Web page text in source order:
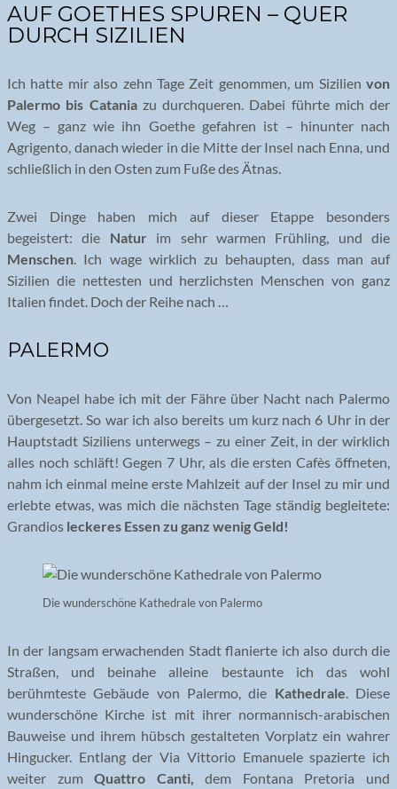
AUF GOETHES SPUREN – QUER
DURCH SIZILIEN
Ich hatte mir also zehn Tage Zeit genommen, um Sizilien von
Palermo bis Cataniazu durchqueren. Dabei führte mich der
Weg – ganz wie ihn Goethe gefahren ist – hinunter nach
Agrigento, danach wieder in die Mitte der Insel nach Enna, und
schließlich in den Osten zum Fuße des Ätnas.
Zwei Dinge haben mich auf dieser Etappe besonders
begeistert: die Naturim sehr warmen Frühling, und die
Menschen. Ich wage wirklich zu behaupten, dass man auf
Sizilien die nettesten und herzlichsten Menschen von ganz
Italien findet. Doch der Reihe nach …
PALERMO
Von Neapel habe ich mit der Fähre über Nacht nach Palermo
übergesetzt. So war ich also bereits um kurz nach 6 Uhr in der
Hauptstadt Siziliens unterwegs – zu einer Zeit, in der wirklich
alles noch schläft! Gegen 7 Uhr, als die ersten Cafès öffneten,
nahm ich einmal meine erste Mahlzeit auf der Insel zu mir und
erlebte etwas, was mich die nächsten Tage ständig begleitete:
Grandios leckeres Essen zu ganz wenig Geld!
Die wunderschöne Kathedrale von Palermo
In der langsam erwachenden Stadt flanierte ich also durch die
Straßen, und beinahe alleine bestaunte ich das wohl
berühmteste Gebäude von Palermo, die Kathedrale. Diese
wunderschöne Kirche ist mit ihrer normannisch-arabischen
Bauweise und ihrem hübsch gestalteten Vorplatz ein wahrer
Hingucker. Entlang der Via Vittorio Emanuele spazierte ich
weiter zumQuattro Canti, dem Fontana Pretoria und